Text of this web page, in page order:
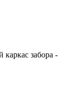
забора -